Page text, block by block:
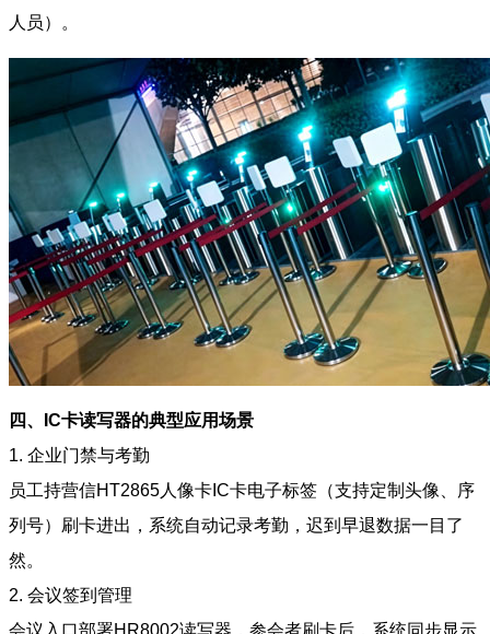
人员）。
四、IC卡读写器的典型应用场景
1. 企业门禁与考勤
员工持营信HT2865人像卡IC卡电子标签（支持定制头像、序
列号）刷卡进出，系统自动记录考勤，迟到早退数据一目了
然。
2. 会议签到管理
会议入口部署HR8002读写器，参会者刷卡后，系统同步显示